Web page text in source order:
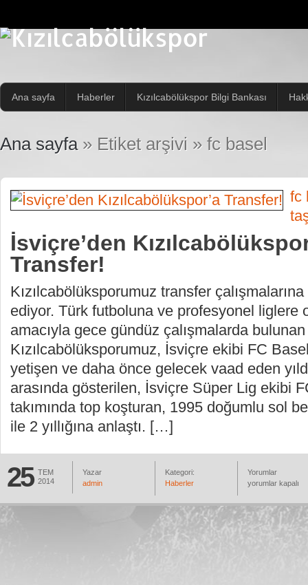
Ana sayfa Haberler Kızılcabölükspor Bilgi Bankası
Ana sayfa» Etiket arşivi » fc basel
fc
İsviçre’den
Transfer!
Kızılcabölüksporumuz transfer
ediyor. Türk futboluna ve profesyonel liglere
amacıyla gece gündüz çalışmalarda bulunan
Kızılcabölüksporumuz, İsviçre ekibi FC
yetişen ve daha önce gelecek vaad eden
arasında gösterilen, İsviçre Süper Lig ekibi
takımında top koşturan, 1995 doğumlu sol
ile 2 yıllığına anlaştı. […]
25 TEM
2014
Yazar
admin
Kategori:
Haberler
Yorumlar
İsviçre’den
yorumlar kapalı